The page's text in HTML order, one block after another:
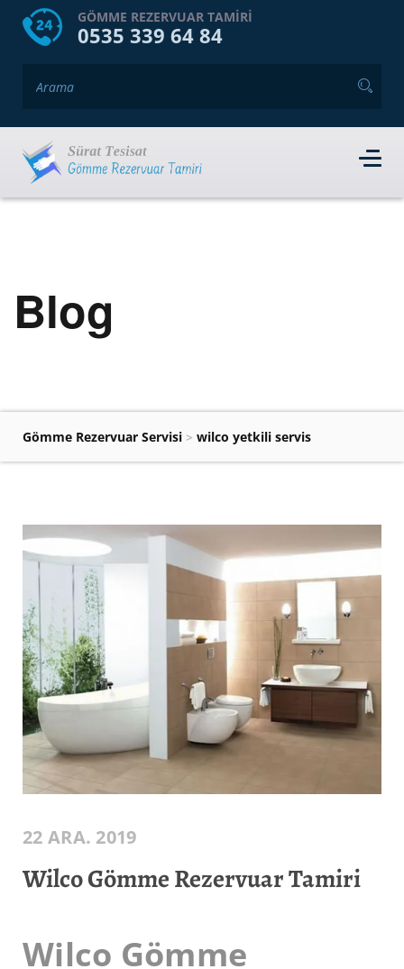
HOME HAKKIMIZDA
GÖMME REZERVUAR TAMIRI
0535 339 64 84
Blog
Gömme Rezervuar Servisi > wilco yetkili servis
22 ARA. 2019
Wilco Gömme Rezervuar Tamiri
Wilco Gömme